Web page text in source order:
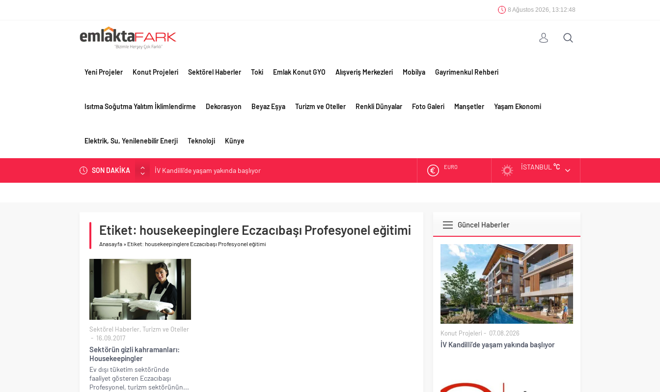
8 Ağustos 2026, 13:12:49
Yeni Projeler Konut Projeleri Sektörel Haberler Toki Emlak Konut GYO Alışveriş Merkezleri Mobilya Gayrimenkul Rehberi
Isıtma Soğutma Yalıtım İklimlendirme Dekorasyon Beyaz Eşya Turizm ve Oteller Renkli Dünyalar Foto Galeri Manşetler Yaşam Ekonomi
Elektrik, Su, Yenilenebilir Enerji Teknoloji Künye
SON DAKİKA
İV Kandilli’de yaşam yakında başlıyor
OYAK Çimento, jeopolitik risklere ve maliyet baskısına rağmen 2026’nın ikinci
çeyreğinde olumlu performansını sürdürdü
Birleşik Arap Emirlikleri’nin ilk yüksek hızlı demiryolu projesine Kalyon İnşaat imzası
EURO İSTANBUL °C
Etiket: housekeepinglere Eczacıbaşı Profesyonel eğitimi
Anasayfa » Etiket: housekeepinglere Eczacıbaşı Profesyonel eğitimi
Sektörel Haberler, Turizm ve Oteller
16.09.2017
Sektörün gizli kahramanları:
Housekeepingler
Ev dışı tüketim sektöründe
faaliyet gösteren Eczacıbaşı
Profesyonel, turizm sektörünün...
Güncel Haberler
Konut Projeleri 07.08.2026
İV Kandilli’de yaşam yakında başlıyor